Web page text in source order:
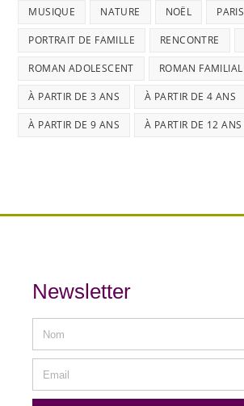
MUSIQUE NATURE NOËL PARIS
PORTRAIT DE FAMILLE RENCONTRE
ROMAN ADOLESCENT ROMAN FAMILIAL
À PARTIR DE 3 ANS À PARTIR DE 4 ANS
À PARTIR DE 9 ANS À PARTIR DE 12 ANS
Newsletter